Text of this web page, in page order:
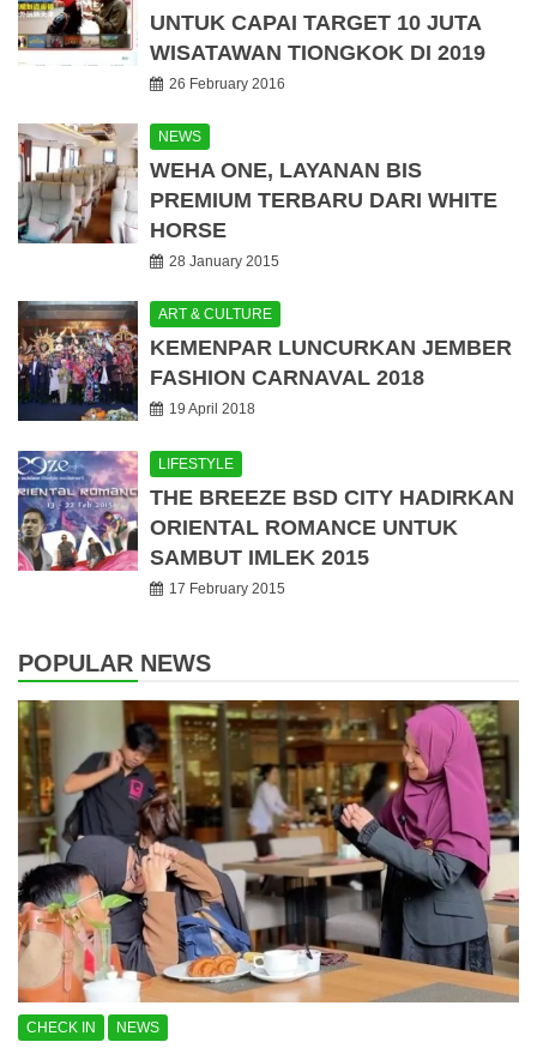
UNTUK CAPAI TARGET 10 JUTA
WISATAWAN TIONGKOK DI 2019
26 February 2016
NEWS
WEHA ONE, LAYANAN BIS
PREMIUM TERBARU DARI WHITE
HORSE
28 January 2015
ART & CULTURE
KEMENPAR LUNCURKAN JEMBER
FASHION CARNAVAL 2018
19 April 2018
LIFESTYLE
THE BREEZE BSD CITY HADIRKAN
ORIENTAL ROMANCE UNTUK
SAMBUT IMLEK 2015
17 February 2015
POPULAR NEWS
CHECK IN NEWS